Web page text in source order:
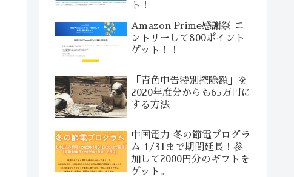
ト！
Amazon Prime感謝祭 エ
ントリーして800ポイント
ゲット！！
「青色申告特別控除額」を
2020年度分からも65万円に
する方法
中国電力 冬の節電プログラ
ム 1/31まで期間延長！参
加して2000円分のギフトを
ゲット。